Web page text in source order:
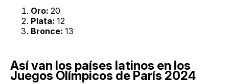
Oro: 20
Plata: 12
Bronce: 13
Así van los países latinos en los
Juegos Olímpicos de París 2024